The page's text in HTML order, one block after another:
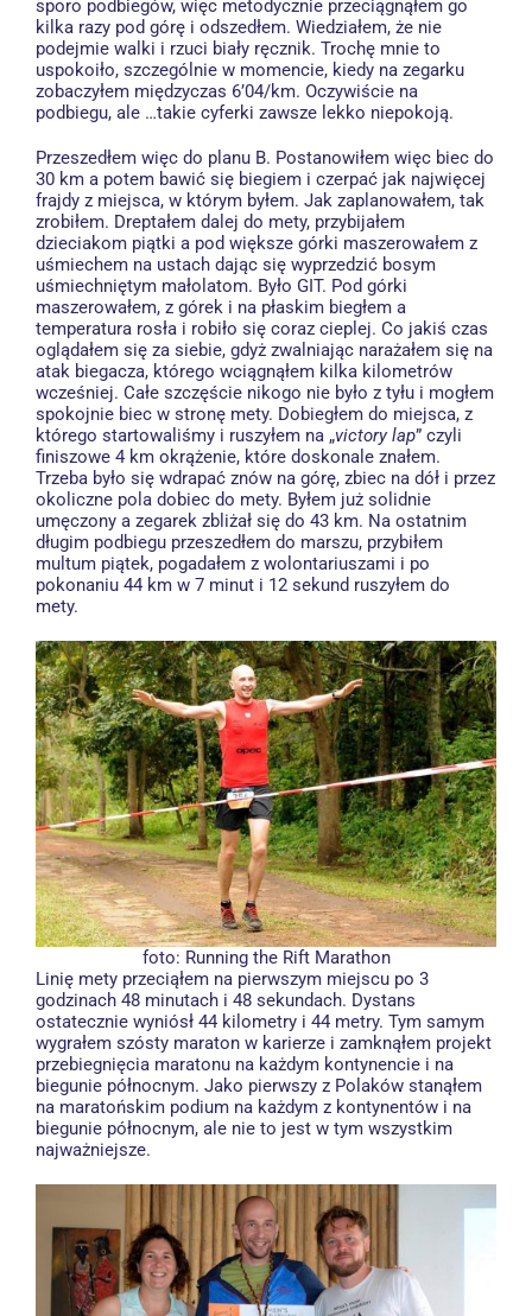
sporo podbiegów, więc metodycznie przeciągnąłem go
kilka razy pod górę i odszedłem. Wiedziałem, że nie
podejmie walki i rzuci biały ręcznik. Trochę mnie to
uspokoiło, szczególnie w momencie, kiedy na zegarku
zobaczyłem międzyczas 6’04/km. Oczywiście na
podbiegu, ale …takie cyferki zawsze lekko niepokoją.
Przeszedłem więc do planu B. Postanowiłem więc biec do
30 km a potem bawić się biegiem i czerpać jak najwięcej
frajdy z miejsca, w którym byłem. Jak zaplanowałem, tak
zrobiłem. Dreptałem dalej do mety, przybijałem
dzieciakom piątki a pod większe górki maszerowałem z
uśmiechem na ustach dając się wyprzedzić bosym
uśmiechniętym małolatom. Było GIT. Pod górki
maszerowałem, z górek i na płaskim biegłem a
temperatura rosła i robiło się coraz cieplej. Co jakiś czas
oglądałem się za siebie, gdyż zwalniając narażałem się na
atak biegacza, którego wciągnąłem kilka kilometrów
wcześniej. Całe szczęście nikogo nie było z tyłu i mogłem
spokojnie biec w stronę mety. Dobiegłem do miejsca, z
którego startowaliśmy i ruszyłem na „victory lap” czyli
finiszowe 4 km okrążenie, które doskonale znałem.
Trzeba było się wdrapać znów na górę, zbiec na dół i przez
okoliczne pola dobiec do mety. Byłem już solidnie
umęczony a zegarek zbliżał się do 43 km. Na ostatnim
długim podbiegu przeszedłem do marszu, przybiłem
multum piątek, pogadałem z wolontariuszami i po
pokonaniu 44 km w 7 minut i 12 sekund ruszyłem do
mety.
foto: Running the Rift Marathon
Linię mety przeciąłem na pierwszym miejscu po 3
godzinach 48 minutach i 48 sekundach. Dystans
ostatecznie wyniósł 44 kilometry i 44 metry. Tym samym
wygrałem szósty maraton w karierze i zamknąłem projekt
przebiegnięcia maratonu na każdym kontynencie i na
biegunie północnym. Jako pierwszy z Polaków stanąłem
na maratońskim podium na każdym z kontynentów i na
biegunie północnym, ale nie to jest w tym wszystkim
najważniejsze.